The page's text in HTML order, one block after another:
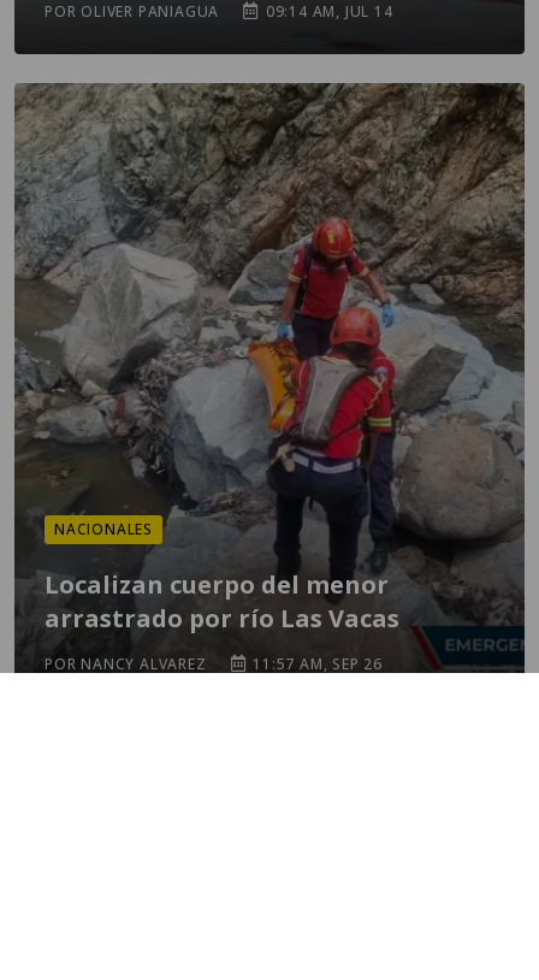
POR OLIVER PANIAGUA 09:14 AM, JUL 14
NACIONALES
Localizan cuerpo del menor
arrastrado por río Las Vacas
POR NANCY ALVAREZ 11:57 AM, SEP 26